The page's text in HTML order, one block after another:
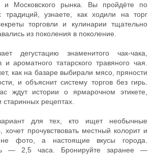
Московского рынка. Вы пройдёте по
традиций, узнаете, как ходили на торг
торговли и кулинарии тщательно
из поколения в поколение.
дегустацию знаменитого чак-чака,
и ароматного татарского травяного чая.
как на базаре выбирали мясо, пряности
и объяснит систему торгов без гирь.
ждут истории о ярмарочном этикете,
старинных рецептах.
для тех, кто ищет необычные
хочет прочувствовать местный колорит и
фото, а настоящие вкусы города.
— 2,5 часа. Бронируйте заранее —